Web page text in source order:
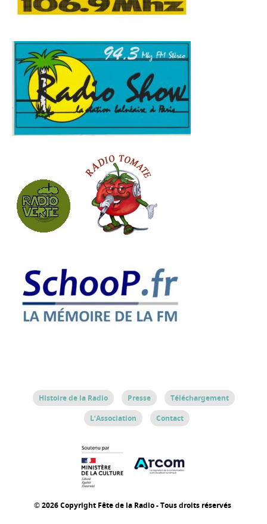
Histoire de la Radio Presse
Téléchargement
L’Association
Contact
© 2026 Copyright Fête de la Radio - Tous droits réservés